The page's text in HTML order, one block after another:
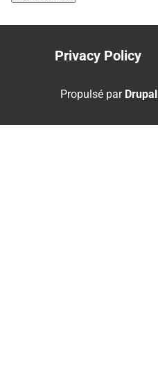
Footer
menu
Privacy Policy
Propulsé par Drupal